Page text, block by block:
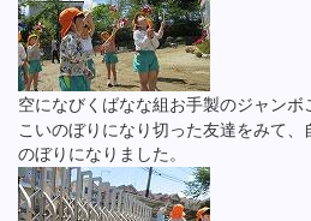
空になびくばなな組お手製のジャンボ
こいのぼりになり切った友達をみて
のぼりになりました。